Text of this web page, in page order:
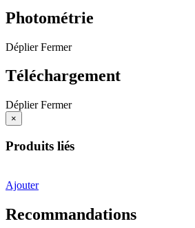
Photométrie
Déplier Fermer
Téléchargement
Déplier Fermer
×
Produits liés
Ajouter
Recommandations